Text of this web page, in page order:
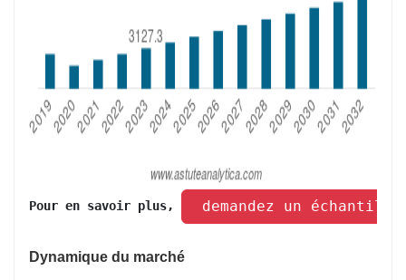
Pour en savoir plus, demandez un
Dynamique du marché